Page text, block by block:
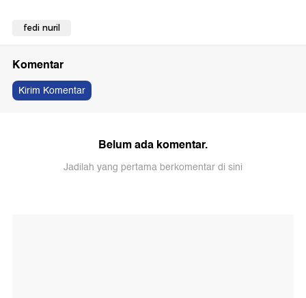
fedi nuril
Komentar
Kirim Komentar
Belum ada komentar.
Jadilah yang pertama berkomentar di sini